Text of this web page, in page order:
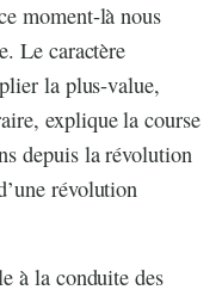
moment-là nous
Le caractère
la plus-value,
explique la course
depuis la révolution
révolution
à la conduite des